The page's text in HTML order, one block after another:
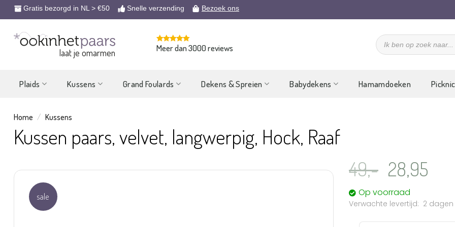
naar
inhoud
Gratis bezorgd in NL > €50 Snelle verzending Bezoek ons
laat je omarmen Meer dan 3000 reviews
Producten
zoeken
Plaids Kussens Grand Foulards Dekens & Spreien Babydekens Hamamdoeken
Home / Kussens
Kussen paars, velvet, langwerpig, Hock, Raaf
sale
49,-
prijs
was:
28,95
is:
Op voorraad
2 dagen